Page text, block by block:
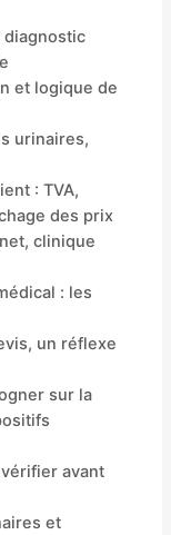
diagnostic
et logique de
urinaires,
: TVA,
des prix
clinique
: les
un réflexe
sur la
avant
et